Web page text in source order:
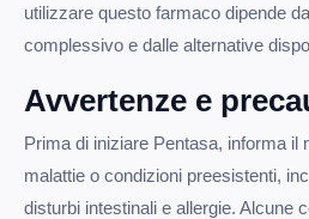
utilizzare questo farmaco dipende
complessivo e dalle alternative
Avvertenze e
Prima di iniziare Pentasa, informa il
malattie o condizioni preesistenti,
disturbi intestinali e allergie. Alcune